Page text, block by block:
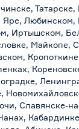
Любинском,
Иртышском,
Майкопе,
Славянске-